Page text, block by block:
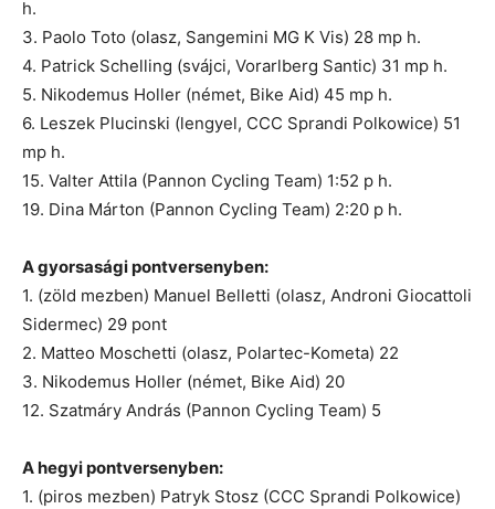
h.
3. Paolo Toto (olasz, Sangemini MG K Vis) 28 mp h.
4. Patrick Schelling (svájci, Vorarlberg Santic) 31 mp h.
5. Nikodemus Holler (német, Bike Aid) 45 mp h.
6. Leszek Plucinski (lengyel, CCC Sprandi Polkowice) 51
mp h.
15. Valter Attila (Pannon Cycling Team) 1:52 p h.
19. Dina Márton (Pannon Cycling Team) 2:20 p h.
A gyorsasági pontversenyben:
1. (zöld mezben) Manuel Belletti (olasz, Androni Giocattoli
Sidermec) 29 pont
2. Matteo Moschetti (olasz, Polartec-Kometa) 22
3. Nikodemus Holler (német, Bike Aid) 20
12. Szatmáry András (Pannon Cycling Team) 5
A hegyi pontversenyben:
1. (piros mezben) Patryk Stosz (CCC Sprandi Polkowice)